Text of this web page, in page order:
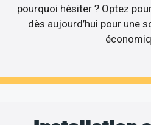
pourquoi hésiter ? Optez
dès aujourd’hui pour une